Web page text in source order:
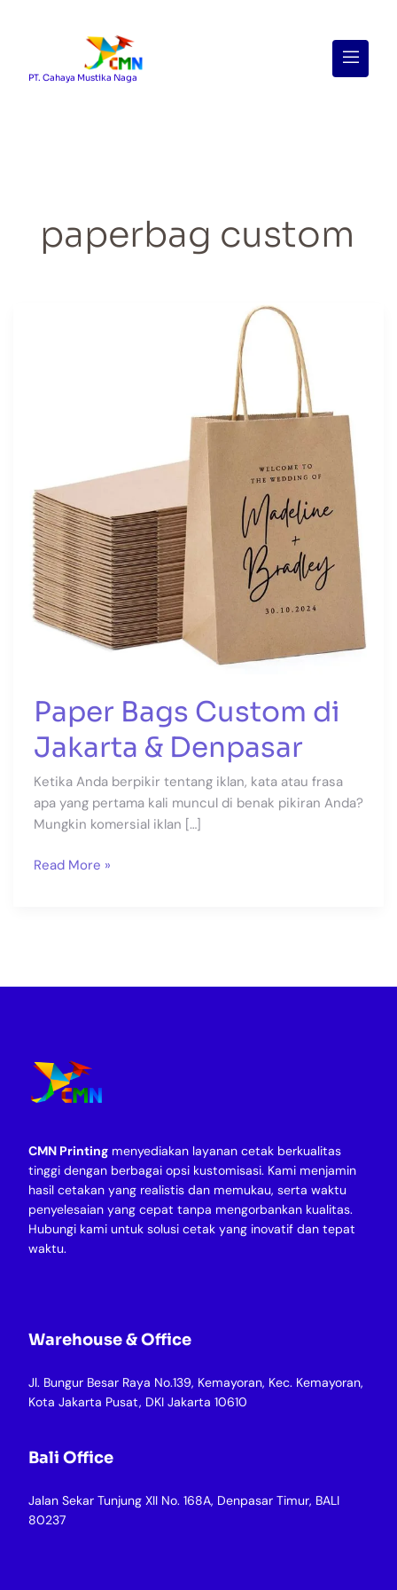
PT. Cahaya Mustika Naga
Menu
paperbag custom
Paper Bags Custom di
Jakarta & Denpasar
Ketika Anda berpikir tentang iklan, kata atau frasa
apa yang pertama kali muncul di benak pikiran Anda?
Mungkin komersial iklan […]
Read More »
CMN Printing menyediakan layanan cetak berkualitas
tinggi dengan berbagai opsi kustomisasi. Kami menjamin
hasil cetakan yang realistis dan memukau, serta waktu
penyelesaian yang cepat tanpa mengorbankan kualitas.
Hubungi kami untuk solusi cetak yang inovatif dan tepat
waktu.
Warehouse & Office
Jl. Bungur Besar Raya No.139, Kemayoran, Kec. Kemayoran,
Kota Jakarta Pusat, DKI Jakarta 10610
Bali Office
Jalan Sekar Tunjung XII No. 168A, Denpasar Timur, BALI
80237